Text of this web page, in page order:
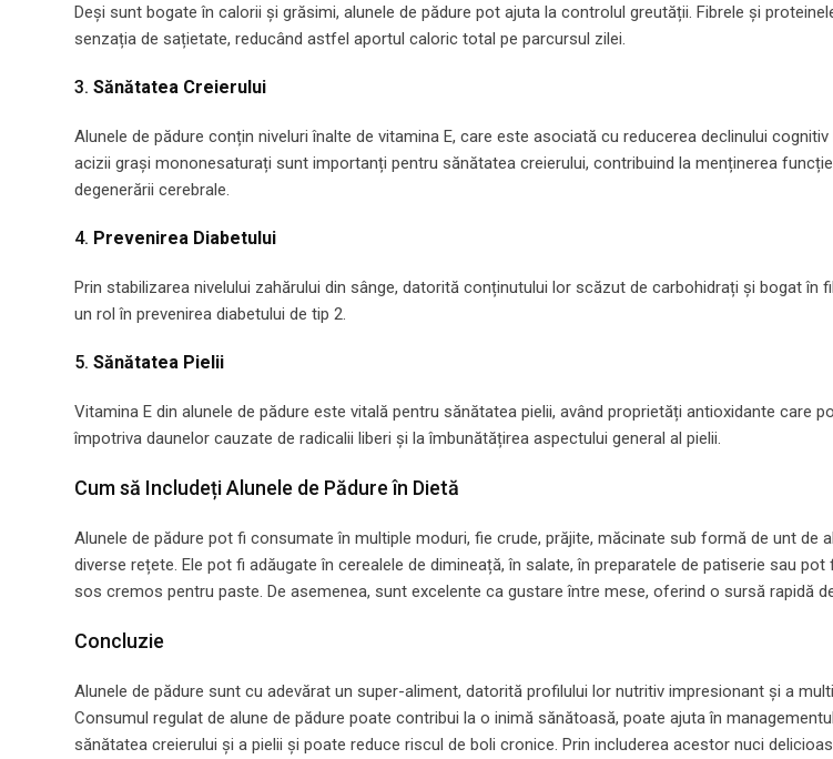
Deși sunt bogate în calorii și grăsimi, alunele de pădure pot ajuta la controlul greutății. Fibrele și
senzația de sațietate, reducând astfel aportul caloric total pe parcursul zilei.
3. Sănătatea Creierului
Alunele de pădure conțin niveluri înalte de vitamina E, care este asociată cu reducerea declinului
acizii grași mononesaturați sunt importanți pentru sănătatea creierului, contribuind la menținerea
degenerării cerebrale.
4. Prevenirea Diabetului
Prin stabilizarea nivelului zahărului din sânge, datorită conținutului lor scăzut de carbohidrați și bogat în
un rol în prevenirea diabetului de tip 2.
5. Sănătatea Pielii
Vitamina E din alunele de pădure este vitală pentru sănătatea pielii, având proprietăți antioxidante care
împotriva daunelor cauzate de radicalii liberi și la îmbunătățirea aspectului general al pielii.
Cum să Includeți Alunele de Pădure în Dietă
Alunele de pădure pot fi consumate în multiple moduri, fie crude, prăjite, măcinate sub formă de unt de
diverse rețete. Ele pot fi adăugate în cerealele de dimineață, în salate, în preparatele de patiserie sau
sos cremos pentru paste. De asemenea, sunt excelente ca gustare între mese, oferind o sursă rapidă
Concluzie
Alunele de pădure sunt cu adevărat un super-aliment, datorită profilului lor nutritiv impresionant și a
Consumul regulat de alune de pădure poate contribui la o inimă sănătoasă, poate ajuta în
sănătatea creierului și a pielii și poate reduce riscul de boli cronice. Prin includerea acestor nuci